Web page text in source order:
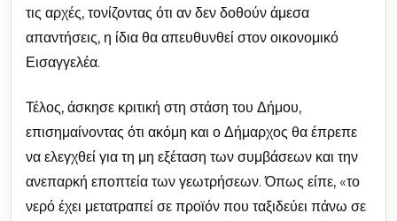
τις αρχές, τονίζοντας ότι αν δεν δοθούν άμεσα
απαντήσεις, η ίδια θα απευθυνθεί στον οικονομικό
Εισαγγελέα.
Τέλος, άσκησε κριτική στη στάση του Δήμου,
επισημαίνοντας ότι ακόμη και ο Δήμαρχος θα έπρεπε
να ελεγχθεί για τη μη εξέταση των συμβάσεων και την
ανεπαρκή εποπτεία των γεωτρήσεων. Όπως είπε, «το
νερό έχει μετατραπεί σε προϊόν που ταξιδεύει πάνω σε